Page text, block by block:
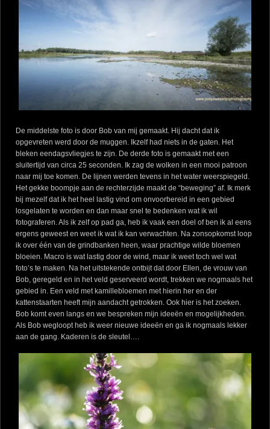
De middelste foto is door Bob van mij gemaakt. Hij dacht dat ik
opgevreten werd door de muggen. Ikzelf had niets in de gaten. Het
bleken eendagsvliegjes te zijn. De derde foto is gemaakt met een
sluitertijd van circa 25 seconden. Ik zag de wolken in een mooi patroon
naar mij toe komen. De lijnen werden tevens in het water weerspiegeld.
Het gekke boompje aan de rechterzijde maakt de “beweging” af. Ik merk
bij mezelf dat ik het heel lastig vind om onvoorbereid in een gebied
losgelaten te worden en dan maar snel te bedenken wat ik wil
fotograferen. Als ik zelf op pad ga, heb ik vaak een doel of ben ik al eens
ergens geweest en weet ik wat ik kan verwachten. Na zonsopkomst loop
ik over één van de grindbanken heen, waar prachtige wilde bloemen
bloeien. Macro is wat lastig door de wind, maar ik weet toch wel wat
foto’s te maken. Na het uitstekende ontbijt dat door Ellen, de vrouw van
Bob, geregeld en in het veld geserveerd wordt, trekken we nogmaals het
gebied in. Een veld met kamillebloemen met hierin her en der
kattenstaarten heeft mijn aandacht getrokken. Ook hier is het zoeken.
Bob komt even langs en we bespreken mijn ideeën en mogelijkheden.
Als Bob wegloopt heb ik weer nieuwe ideeën en ga ik nogmaals lekker
aan de gang. Kaderen is de sleutel….